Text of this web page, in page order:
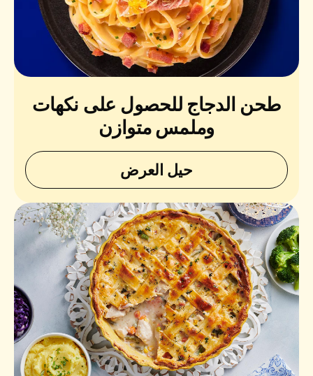
طحن الدجاج للحصول على نكهات
وملمس متوازن
حيل العرض